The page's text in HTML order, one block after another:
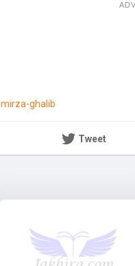
mirza-ghalib
Tweet